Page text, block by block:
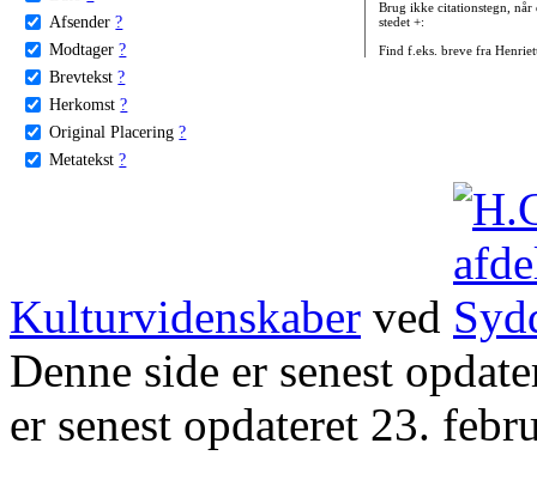
Afsender ?
Modtager ?
Brevtekst ?
Herkomst ?
Original Placering ?
Metatekst ?
Brug ikke citationstegn, når
stedet +:
Find f.eks. breve fra
Kulturvidenskaber ved
Denne side er senest
er senest opdateret 23.